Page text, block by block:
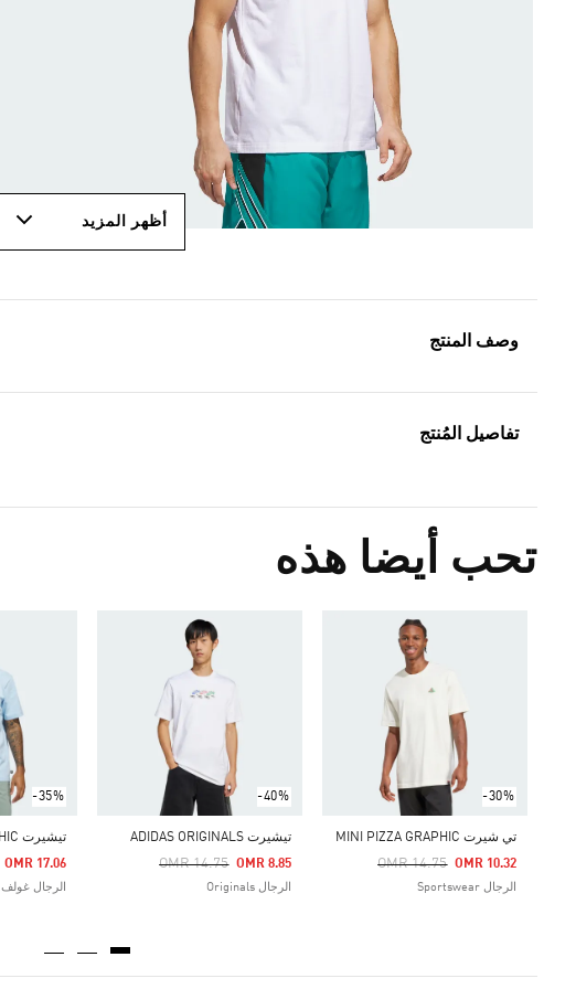
أظهر المزيد
وصف المنتج
تفاصيل المُنتج
تحب أيضا هذه
-30%
تي شيرت MINI PIZZA GRAPHIC
Price Reduced From
OMR 14.75
To OMR 10.32
الرجال Sportswear
-40%
تيشيرت ADIDAS ORIGINALS
Price Reduced From
OMR 14.75
To OMR 8.85
الرجال Originals
-35%
OMR 17.06
الرجال غولف